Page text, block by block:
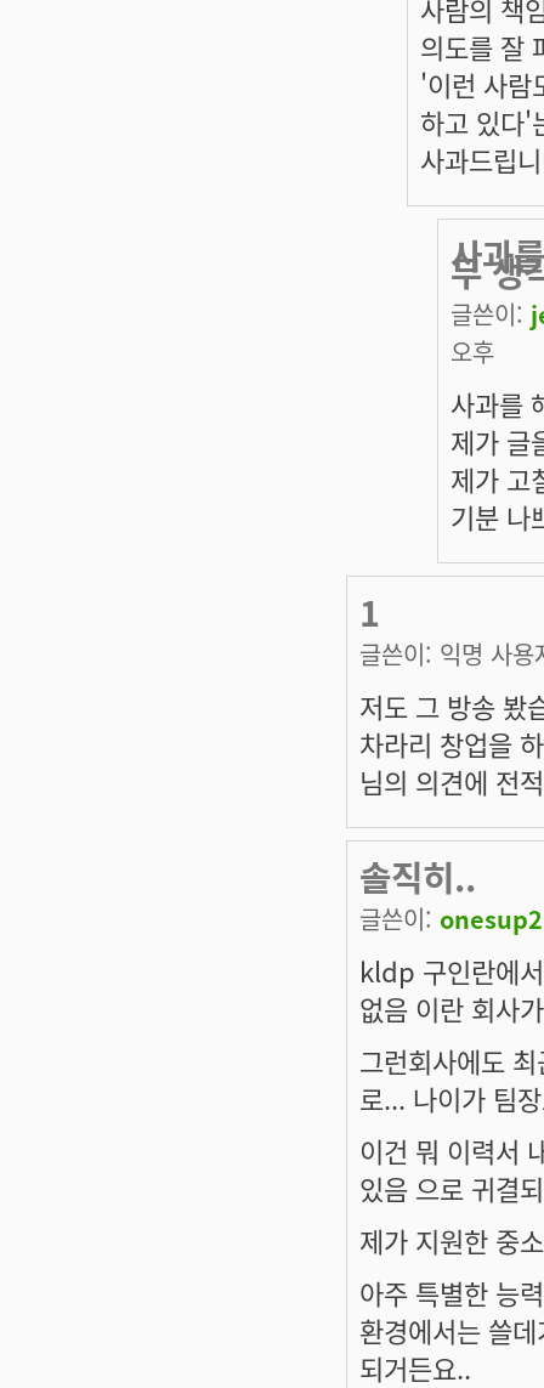
사람의 책
의도를 잘
'이런 사람
하고 있다'
사과드립
사과
무 생
글쓴이:
오후
사과를
제가 글
제가 고
기분 나
1
글쓴이: 익명 사용
저도 그 방송 봤
차라리 창업을
님의 의견에 전
솔직히..
글쓴이: onesup2
kldp 구인란에
없음 이란 회사
그런회사에도
로... 나이가 팀
이건 뭐 이력서
있음 으로 귀결
제가 지원한 중
아주 특별한 능
환경에서는 쓸
되거든요..